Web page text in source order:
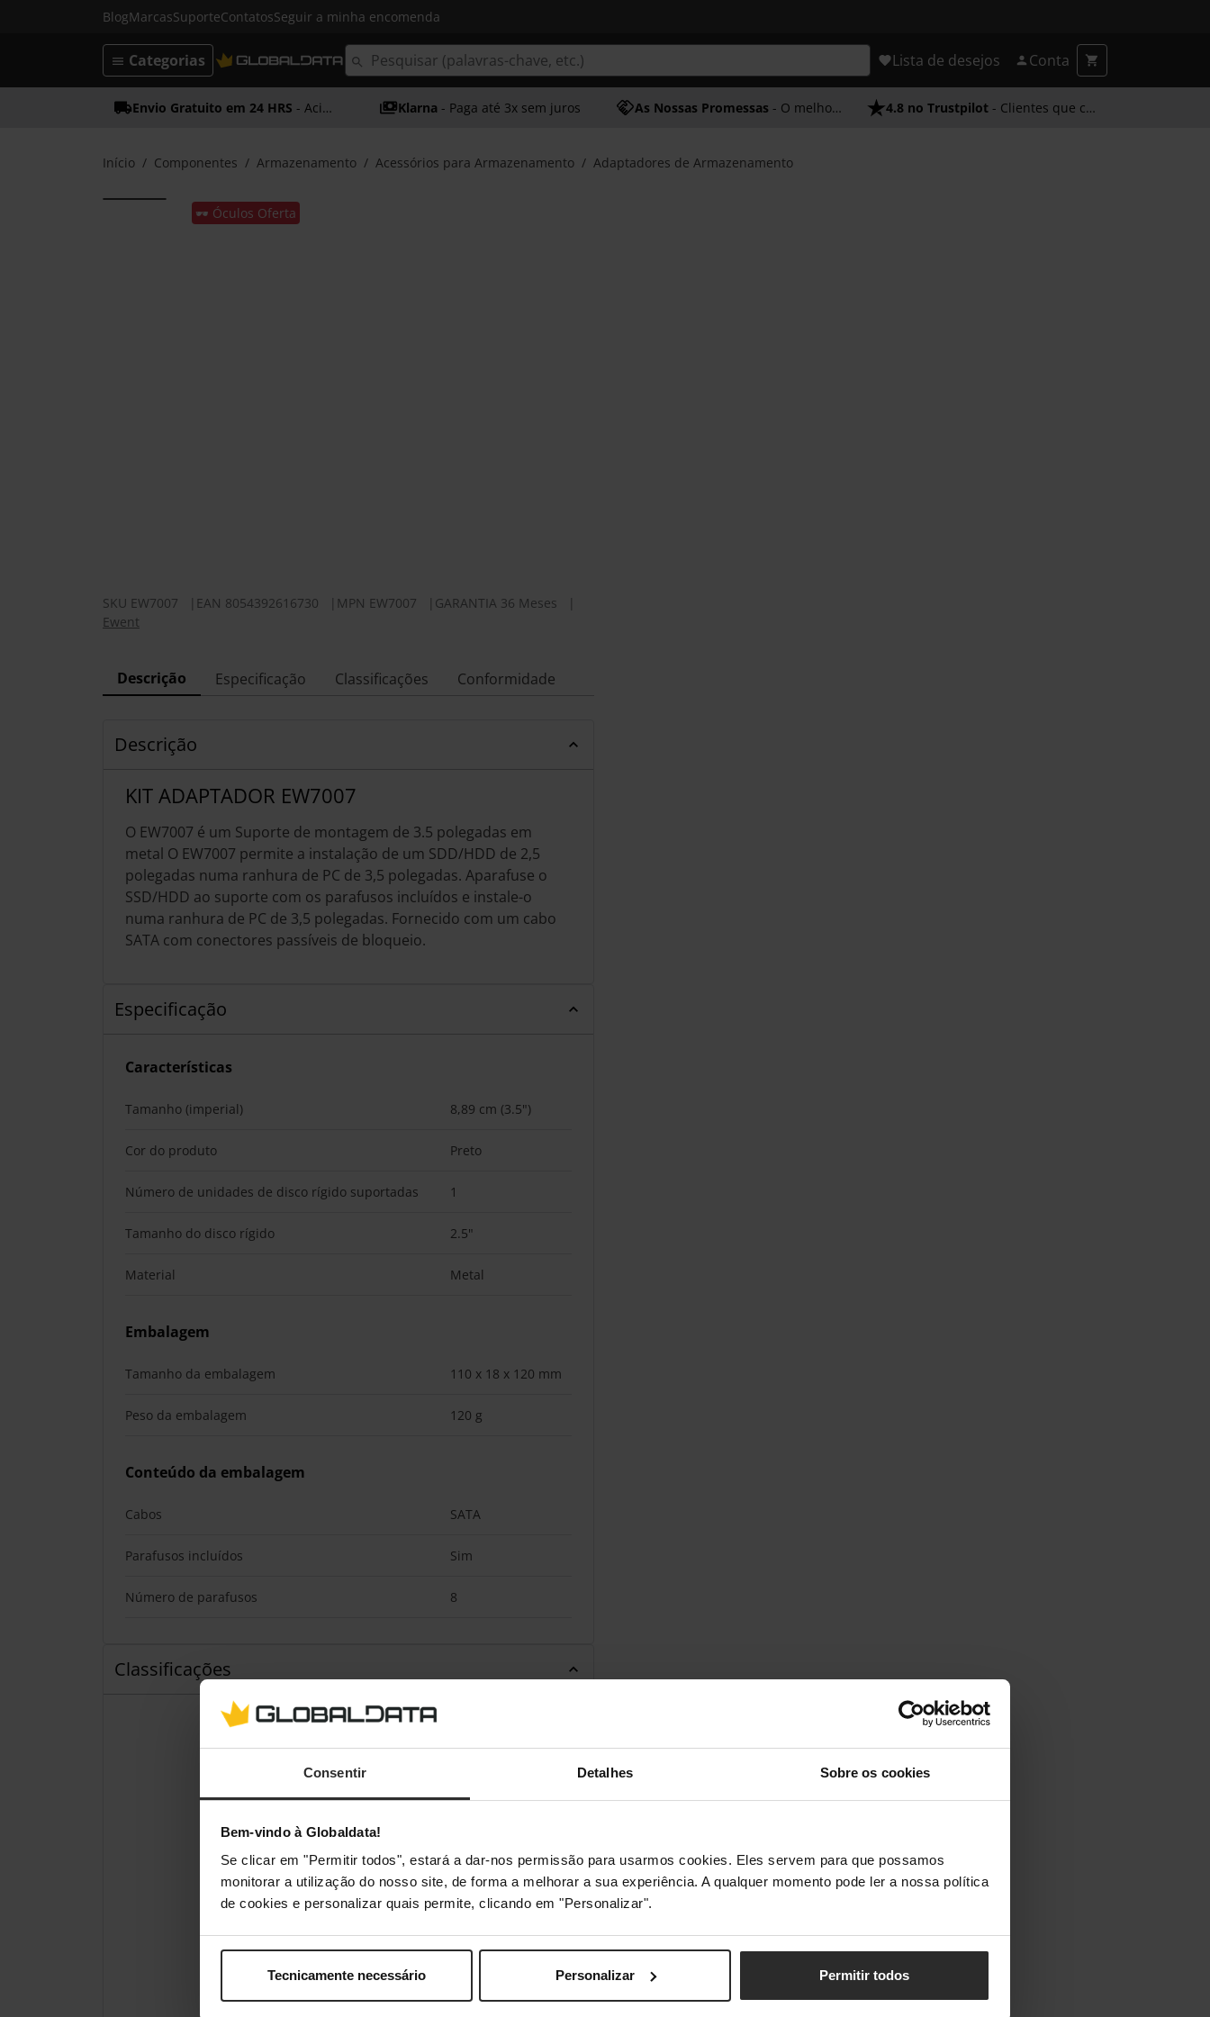
Consentir Detalhes Sobre os cookies
Bem-vindo à Globaldata!
Se clicar em "Permitir todos", estará a dar-nos permissão para usarmos cookies. Eles servem para que possamos
monitorar a utilização do nosso site, de forma a melhorar a sua experiência. A qualquer momento pode ler a nossa política
de cookies e personalizar quais permite, clicando em "Personalizar".
Tecnicamente necessário Personalizar Permitir todos
BlogMarcasSuporteContatosSeguir a minha encomenda
Lista de desejos Conta
Categorias
Envio Gratuito em 24 HRS - Acima dos 50€ Klarna - Paga até 3x sem juros As Nossas Promessas - O melhor atendimento 4.8 no Trustpilot - Clientes que confiam em nós
Início Componentes Armazenamento Acessórios para Armazenamento Adaptadores de Armazenamento
🕶️ Óculos Oferta
SKU EW7007 EAN 8054392616730 MPN EW7007 GARANTIA 36 Meses
Ewent
Descrição Especificação Classificações Conformidade
Descrição
KIT ADAPTADOR EW7007
O EW7007 é um Suporte de montagem de 3.5 polegadas em
metal O EW7007 permite a instalação de um SDD/HDD de 2,5
polegadas numa ranhura de PC de 3,5 polegadas. Aparafuse o
SSD/HDD ao suporte com os parafusos incluídos e instale-o
numa ranhura de PC de 3,5 polegadas. Fornecido com um cabo
SATA com conectores passíveis de bloqueio.
Especificação
Características
Tamanho (imperial) 8,89 cm (3.5")
Cor do produto Preto
Número de unidades de disco rígido suportadas 1
Tamanho do disco rígido 2.5"
Material Metal
Embalagem
Tamanho da embalagem 110 x 18 x 120 mm
Peso da embalagem 120 g
Conteúdo da embalagem
Cabos SATA
Parafusos incluídos Sim
Número de parafusos 8
Classificações